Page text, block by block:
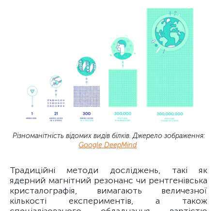
Різноманітність відомих видів білків. Джерело зображення:
Google DeepMind
Традиційні методи досліджень, такі як
ядерний магнітний резонанс чи рентгенівська
кристалографія, вимагають величезної
кількості експериментів, а також